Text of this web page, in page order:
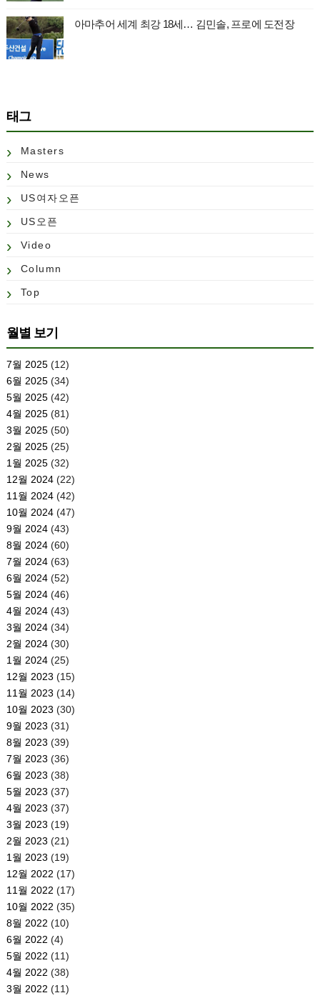
아마추어 세계 최강 18세… 김민솔, 프로에 도전장
태그
Masters
News
US여자오픈
US오픈
Video
Column
Top
월별 보기
7월 2025(12)
6월 2025(34)
5월 2025(42)
4월 2025(81)
3월 2025(50)
2월 2025(25)
1월 2025(32)
12월 2024(22)
11월 2024(42)
10월 2024(47)
9월 2024(43)
8월 2024(60)
7월 2024(63)
6월 2024(52)
5월 2024(46)
4월 2024(43)
3월 2024(34)
2월 2024(30)
1월 2024(25)
12월 2023 (15)
11월 2023 (14)
10월 2023 (30)
9월 2023 (31)
8월 2023 (39)
7월 2023 (36)
6월 2023 (38)
5월 2023 (37)
4월 2023 (37)
3월 2023 (19)
2월 2023 (21)
1월 2023 (19)
12월 2022 (17)
11월 2022 (17)
10월 2022 (35)
8월 2022 (10)
6월 2022 (4)
5월 2022 (11)
4월 2022 (38)
3월 2022 (11)